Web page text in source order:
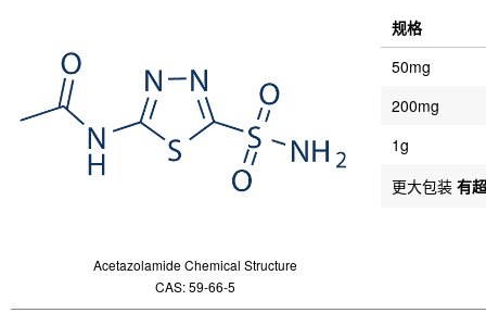
Acetazolamide Chemical Structure
CAS: 59-66-5
规格
50mg
200mg
1g
更大包装 有